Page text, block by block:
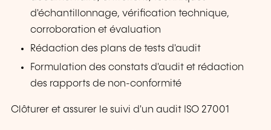
d'échantillonnage, vérification technique,
corroboration et évaluation
Rédaction des plans de tests d'audit
Formulation des constats d'audit et rédaction
des rapports de non-conformité
Clôturer et assurer le suivi d'un audit ISO 27001